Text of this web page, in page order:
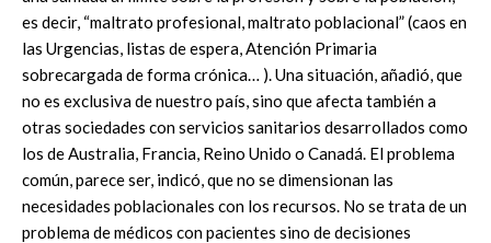
es decir, “maltrato profesional, maltrato poblacional” (caos en
las Urgencias, listas de espera, Atención Primaria
sobrecargada de forma crónica… ). Una situación, añadió, que
no es exclusiva de nuestro país, sino que afecta también a
otras sociedades con servicios sanitarios desarrollados como
los de Australia, Francia, Reino Unido o Canadá. El problema
común, parece ser, indicó, que no se dimensionan las
necesidades poblacionales con los recursos. No se trata de un
problema de médicos con pacientes sino de decisiones